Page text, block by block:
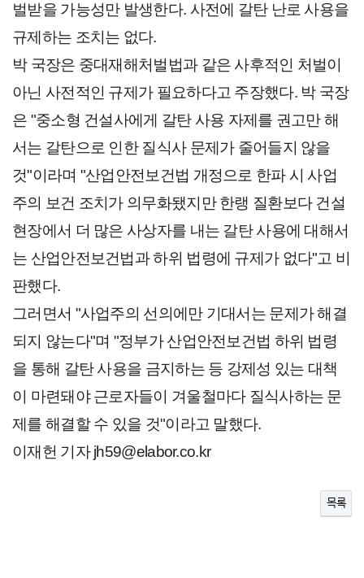
벌받을 가능성만 발생한다. 사전에 갈탄 난로 사용을
규제하는 조치는 없다.
박 국장은 중대재해처벌법과 같은 사후적인 처벌이
아닌 사전적인 규제가 필요하다고 주장했다. 박 국장
은 "중소형 건설사에게 갈탄 사용 자제를 권고만 해
서는 갈탄으로 인한 질식사 문제가 줄어들지 않을
것"이라며 "산업안전보건법 개정으로 한파 시 사업
주의 보건 조치가 의무화됐지만 한랭 질환보다 건설
현장에서 더 많은 사상자를 내는 갈탄 사용에 대해서
는 산업안전보건법과 하위 법령에 규제가 없다"고 비
판했다.
그러면서 "사업주의 선의에만 기대서는 문제가 해결
되지 않는다"며 "정부가 산업안전보건법 하위 법령
을 통해 갈탄 사용을 금지하는 등 강제성 있는 대책
이 마련돼야 근로자들이 겨울철마다 질식사하는 문
제를 해결할 수 있을 것"이라고 말했다.
이재헌 기자 jh59@elabor.co.kr
목록